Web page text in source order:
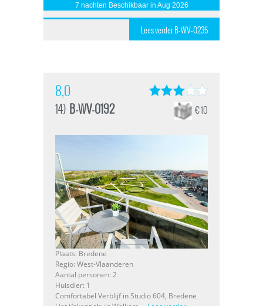
7 nachten Beschikbaar in Aug 2026
Lees verder B-WV-0235
8,0
14) B-WV-0192 € 10
Plaats: Bredene
Regio: West-Vlaanderen
Aantal personen: 2
Huisdier: 1
Comfortabel Verblijf in Studio 604, Bredene